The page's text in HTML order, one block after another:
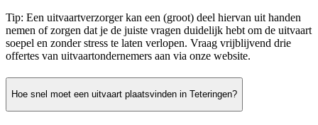
Tip: Een uitvaartverzorger kan een (groot) deel hiervan uit handen
nemen of zorgen dat je de juiste vragen duidelijk hebt om de uitvaart
soepel en zonder stress te laten verlopen. Vraag vrijblijvend drie
offertes van uitvaartondernemers aan via onze website.
Hoe snel moet een uitvaart plaatsvinden in Teteringen?